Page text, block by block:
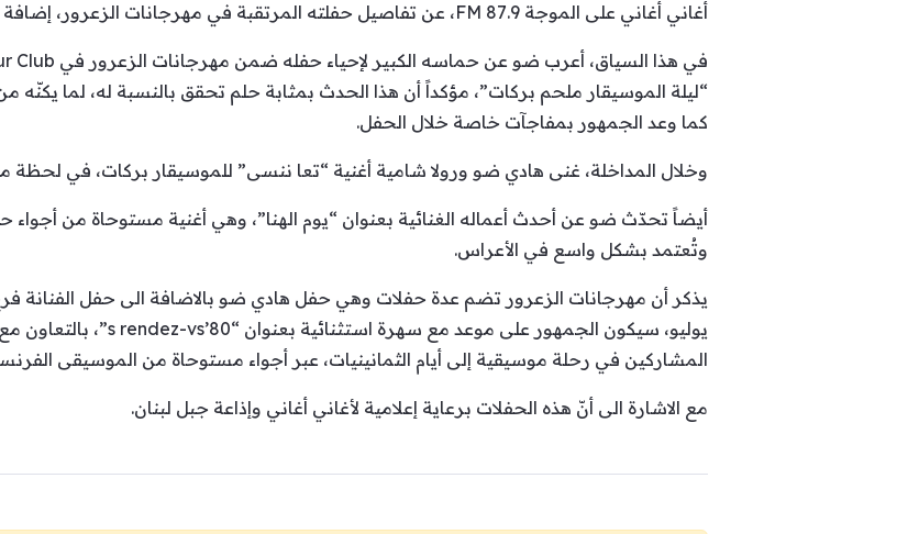
أغاني أغاني على الموجة 87.9 FM، عن تفاصيل حفلته المرتقبة في مهرجانات الزعرور، إضافة إلى مجموعة من المواضيع الفنية الأخرى.
“ليلة الموسيقار ملحم بركات”، مؤكداً أن هذا الحدث بمثابة حلم تحقق بالنسبة له، لما
كما وعد الجمهور بمفاجآت خاصة خلال الحفل.
وخلال المداخلة، غنى هادي ضو ورولا شامية أغنية “تعا ننسى” للموسيقار بركات، في لحظة
أيضاً تحدّث ضو عن أحدث أعماله الغنائية بعنوان “يوم الهنا”، وهي أغنية مستوحاة من أجواء
وتُعتمد بشكل واسع في الأعراس.
المشاركين في رحلة موسيقية إلى أيام الثمانينيات، عبر أجواء مستوحاة من الموسيقى
مع الاشارة الى أنّ هذه الحفلات برعاية إعلامية لأغاني أغاني وإذاعة جبل لبنان.